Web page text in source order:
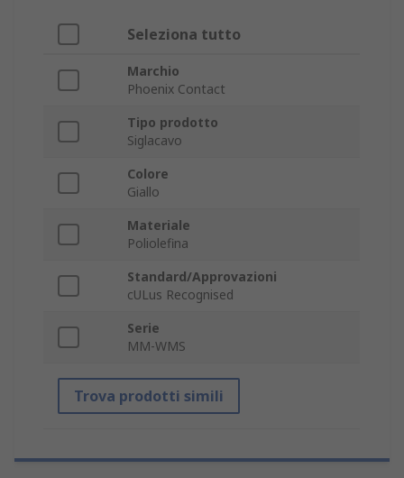
Seleziona tutto
Marchio
Phoenix Contact
Tipo prodotto
Siglacavo
Colore
Giallo
Materiale
Poliolefina
Standard/Approvazioni
cULus Recognised
Serie
MM-WMS
Trova prodotti simili